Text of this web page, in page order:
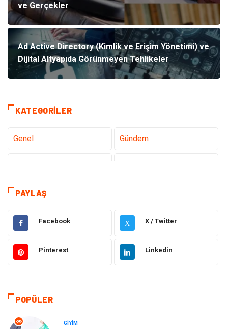
ve Gerçekler
Ad Active Directory (Kimlik ve Erişim Yönetimi) ve
Dijital Altyapıda Görünmeyen Tehlikeler
KATEGORILER
Genel Gündem
Sağlık
Elektrik Elektronik Gıda
Giyim Ulaşım ve Taşımacılık
Alışveriş
Otomotiv
PAYLAŞ
Facebook X X / Twitter
Pinterest Linkedin
POPÜLER
GIYIM